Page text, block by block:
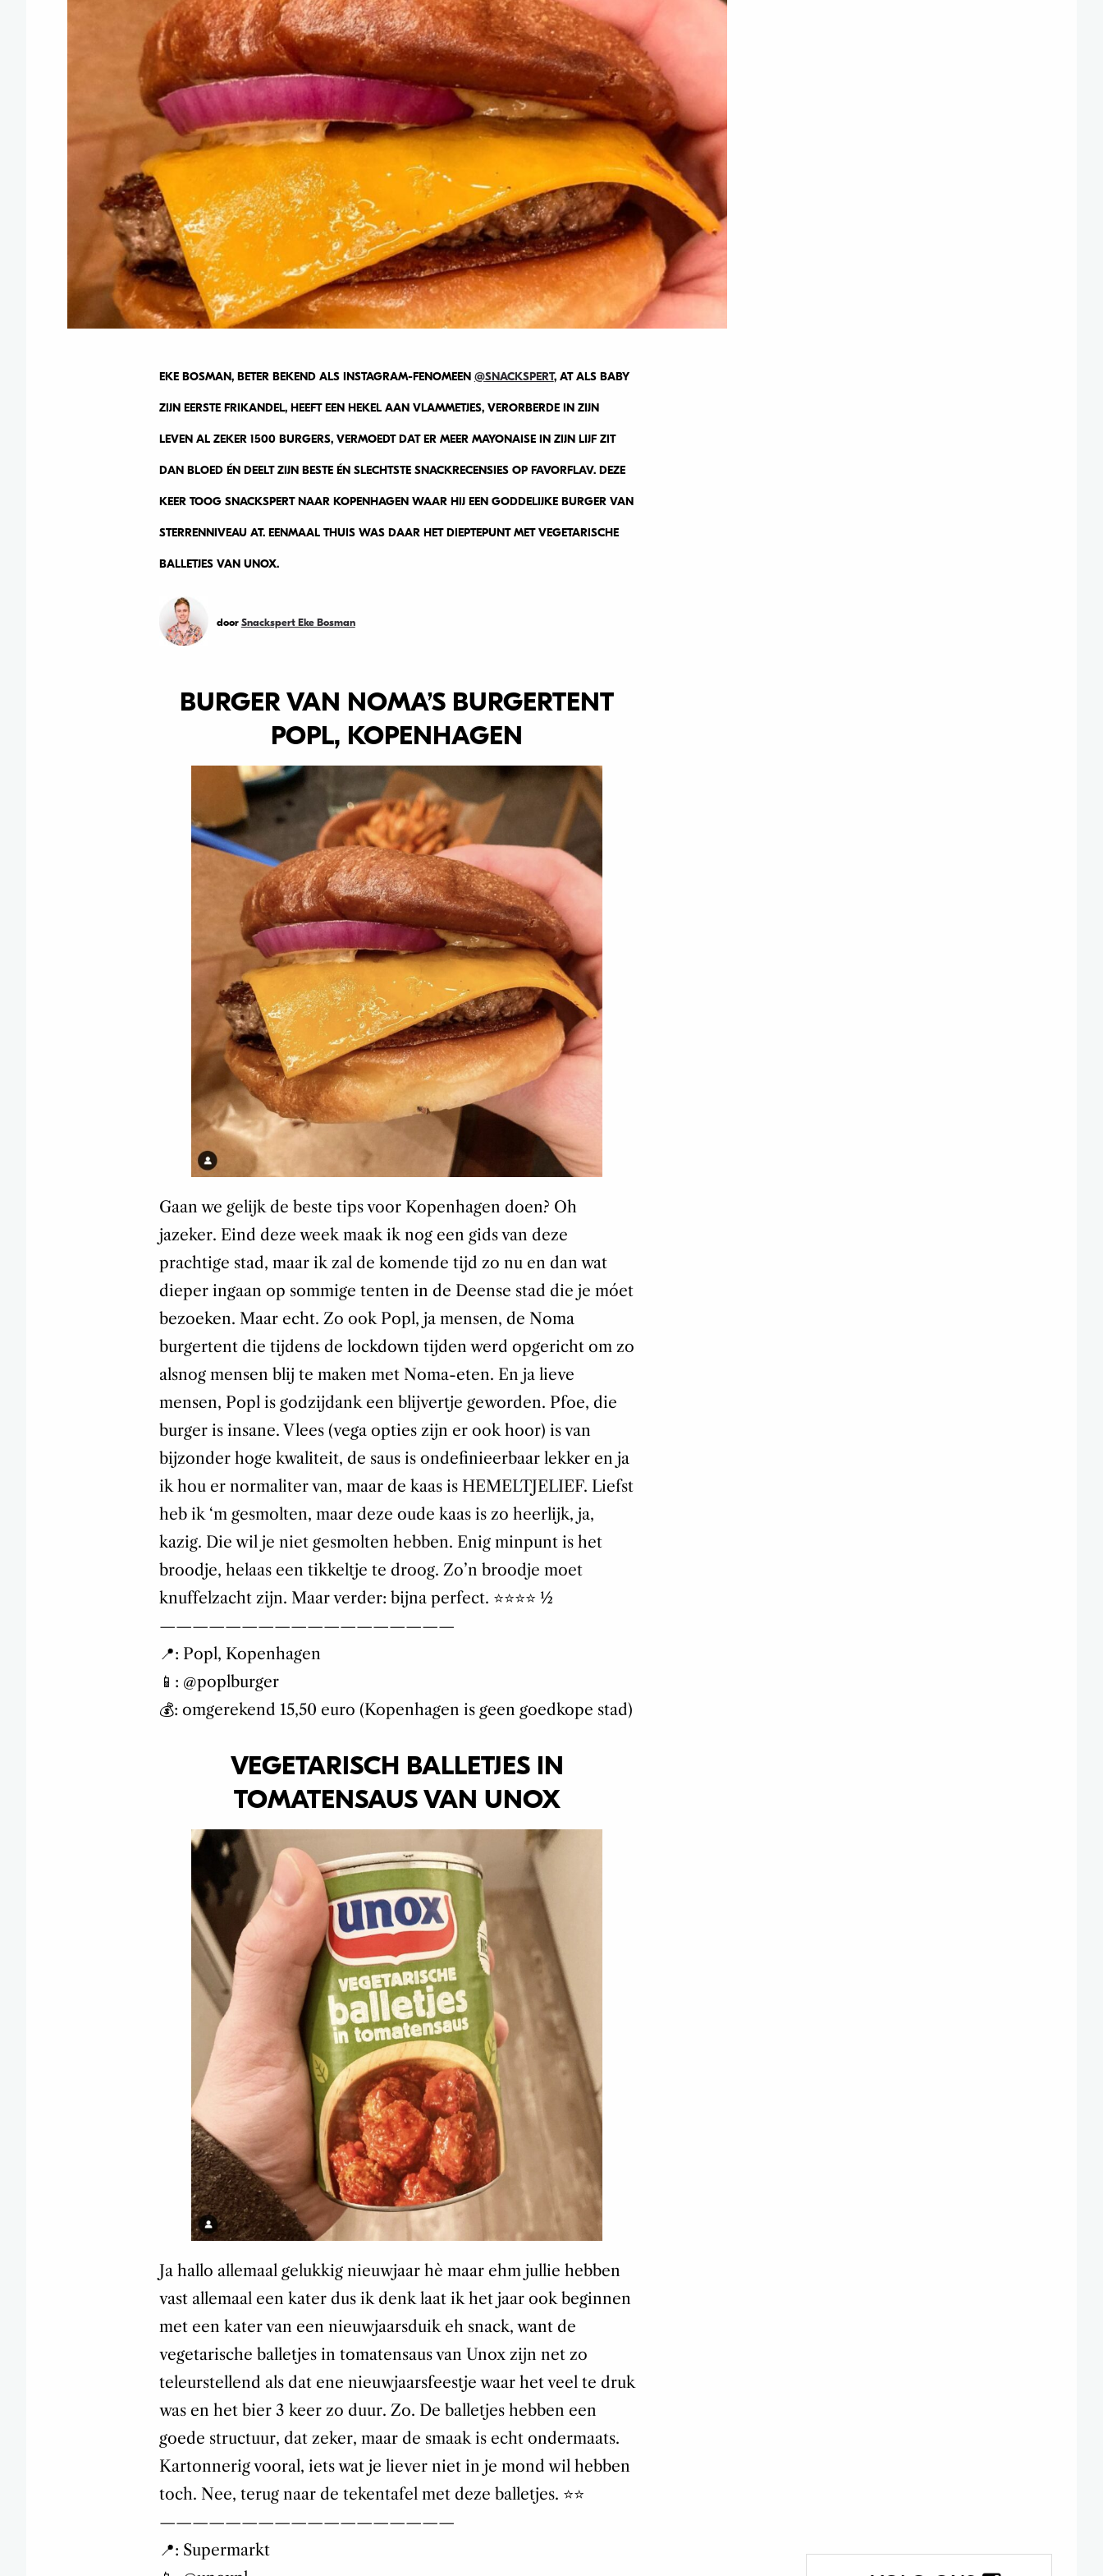
EKE BOSMAN, BETER BEKEND ALS INSTAGRAM-FENOMEEN @SNACKSPERT, AT ALS BABY
ZIJN EERSTE FRIKANDEL, HEEFT EEN HEKEL AAN VLAMMETJES, VERORBERDE IN ZIJN
LEVEN AL ZEKER 1500 BURGERS, VERMOEDT DAT ER MEER MAYONAISE IN ZIJN LIJF ZIT
DAN BLOED ÉN DEELT ZIJN BESTE ÉN SLECHTSTE SNACKRECENSIES OP FAVORFLAV. DEZE
KEER TOOG SNACKSPERT NAAR KOPENHAGEN WAAR HIJ EEN GODDELIJKE BURGER VAN
STERRENNIVEAU AT. EENMAAL THUIS WAS DAAR HET DIEPTEPUNT MET VEGETARISCHE
BALLETJES VAN UNOX.
door Snackspert Eke Bosman
BURGER VAN NOMA’S BURGERTENT
POPL, KOPENHAGEN
Gaan we gelijk de beste tips voor Kopenhagen doen? Oh
jazeker. Eind deze week maak ik nog een gids van deze
prachtige stad, maar ik zal de komende tijd zo nu en dan wat
dieper ingaan op sommige tenten in de Deense stad die je móet
bezoeken. Maar echt. Zo ook Popl, ja mensen, de Noma
burgertent die tijdens de lockdown tijden werd opgericht om zo
alsnog mensen blij te maken met Noma-eten. En ja lieve
mensen, Popl is godzijdank een blijvertje geworden. Pfoe, die
burger is insane. Vlees (vega opties zijn er ook hoor) is van
bijzonder hoge kwaliteit, de saus is ondefinieerbaar lekker en ja
ik hou er normaliter van, maar de kaas is HEMELTJELIEF. Liefst
heb ik ‘m gesmolten, maar deze oude kaas is zo heerlijk, ja,
kazig. Die wil je niet gesmolten hebben. Enig minpunt is het
broodje, helaas een tikkeltje te droog. Zo’n broodje moet
knuffelzacht zijn. Maar verder: bijna perfect. ⭐️⭐️⭐️⭐️ ½
——————————————————
📍: Popl, Kopenhagen
📱: @poplburger
💰: omgerekend 15,50 euro (Kopenhagen is geen goedkope stad)
VEGETARISCH BALLETJES IN
TOMATENSAUS VAN UNOX
Ja hallo allemaal gelukkig nieuwjaar hè maar ehm jullie hebben
vast allemaal een kater dus ik denk laat ik het jaar ook beginnen
met een kater van een nieuwjaarsduik eh snack, want de
vegetarische balletjes in tomatensaus van Unox zijn net zo
teleurstellend als dat ene nieuwjaarsfeestje waar het veel te druk
was en het bier 3 keer zo duur. Zo. De balletjes hebben een
goede structuur, dat zeker, maar de smaak is echt ondermaats.
Kartonnerig vooral, iets wat je liever niet in je mond wil hebben
toch. Nee, terug naar de tekentafel met deze balletjes. ⭐️⭐️
——————————————————
📍: Supermarkt